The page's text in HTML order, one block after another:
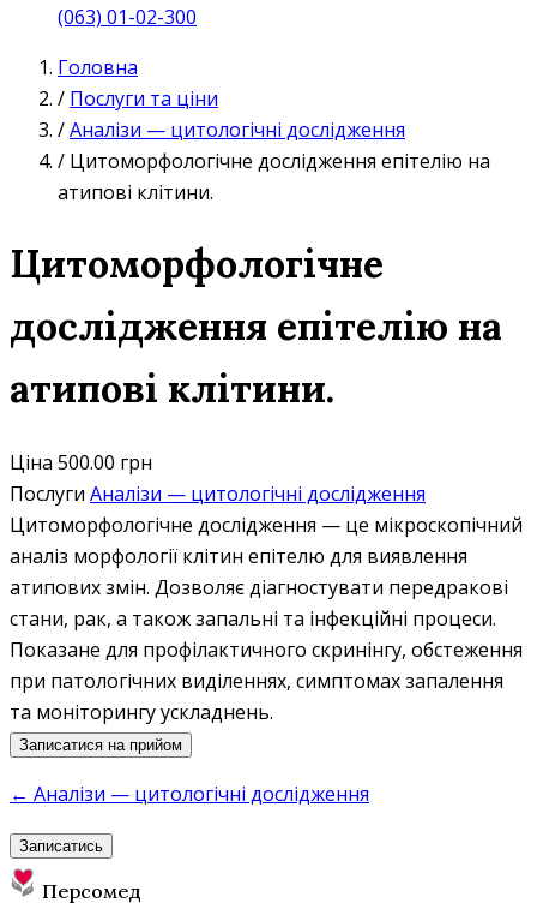
(063) 01-02-300
Головна
/ Послуги та ціни
/Аналізи — цитологічні дослідження
/ Цитоморфологічне дослідження епітелію на
атипові клітини.
Цитоморфологічне
дослідження епітелію на
атипові клітини.
Ціна 500.00 грн
Послуги Аналізи — цитологічні дослідження
Цитоморфологічне дослідження — це мікроскопічний
аналіз морфології клітин епітелю для виявлення
атипових змін. Дозволяє діагностувати передракові
стани, рак, а також запальні та інфекційні процеси.
Показане для профілактичного скринінгу, обстеження
при патологічних виділеннях, симптомах запалення
та моніторингу ускладнень.
Записатися на прийом
← Аналізи — цитологічні дослідження
Записатись
Персомед